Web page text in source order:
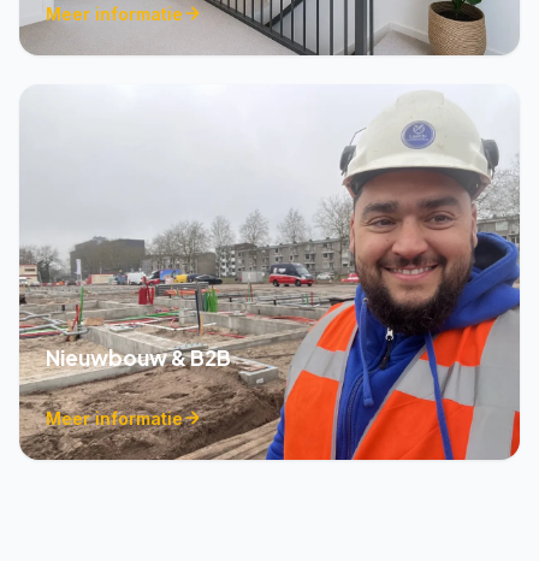
Meer informatie
Nieuwbouw & B2B
Meer informatie